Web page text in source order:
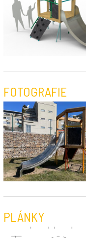
FOTOGRAFIE
PLÁNKY